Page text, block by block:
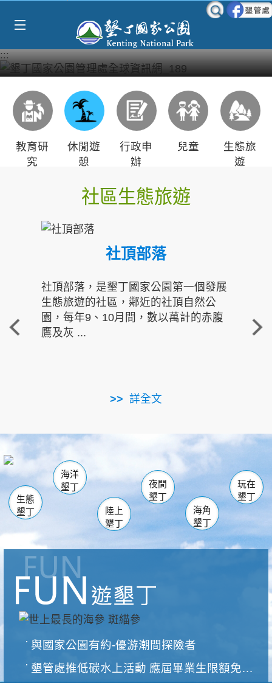
:::
教育研
究
休閒遊
憩
行政申
辦
兒童
生態旅
遊
社區生態旅遊
社頂部落
社頂部落，是墾丁國家公園第一個發展
生態旅遊的社區，鄰近的社頂自然公
園，每年9、10月間，數以萬計的赤腹
鷹及灰 ...
詳全文
重
走進
南仁湖
海生館
恆春 佳樂水
龍鑾潭自然中心 森林遊樂區
瓊麻館
關山 墾管處遊客中心
社頂公園 風吹沙
船帆石
白砂 龍磐公園
香蕉灣
砂島
鵝鑾鼻
生態
墾丁
海洋
墾丁
陸上
墾丁
夜間
墾丁
海角
墾丁
玩在
墾丁
與國家公園有約-優游潮間探險者
墾管處推低碳水上活動 應屆畢業生限額免費參加